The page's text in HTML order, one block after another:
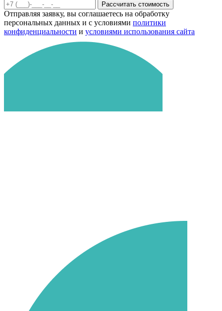
Рассчитать стоимость
Отправляя заявку, вы соглашаетесь на обработку
персональных данных и с условиями политики
конфиденциальности и условиями использования сайта